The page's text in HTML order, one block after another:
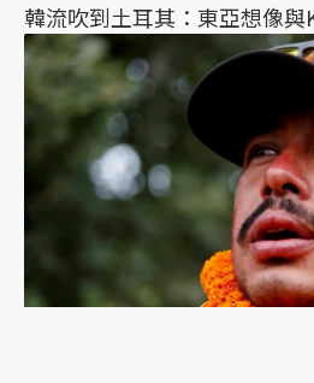
韓流吹到土耳其：東亞想像